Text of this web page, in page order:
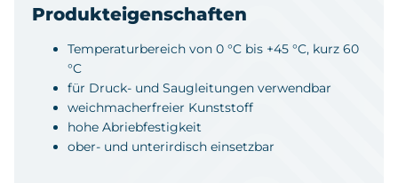
Produkteigenschaften
Temperaturbereich von 0 °C bis +45 °C, kurz 60
°C
für Druck- und Saugleitungen verwendbar
weichmacherfreier Kunststoff
hohe Abriebfestigkeit
ober- und unterirdisch einsetzbar